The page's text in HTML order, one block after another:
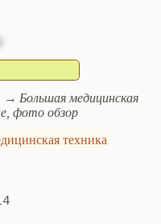
Большая медицинская
фото обзор
техника